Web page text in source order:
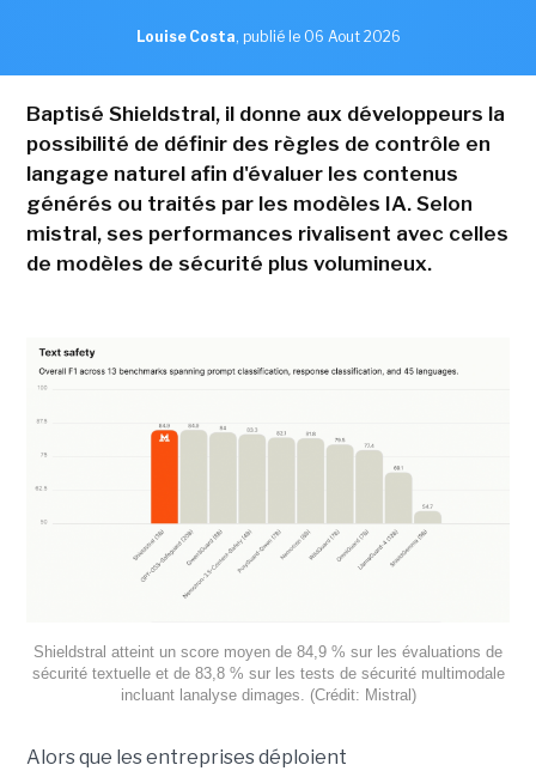
Louise Costa, publié le 06 Aout 2026
Baptisé Shieldstral, il donne aux développeurs la
possibilité de définir des règles de contrôle en
langage naturel afin d'évaluer les contenus
générés ou traités par les modèles IA. Selon
mistral, ses performances rivalisent avec celles
de modèles de sécurité plus volumineux.
Shieldstral atteint un score moyen de 84,9 % sur les évaluations de
sécurité textuelle et de 83,8 % sur les tests de sécurité multimodale
incluant lanalyse dimages. (Crédit: Mistral)
Alors que les entreprises déploient